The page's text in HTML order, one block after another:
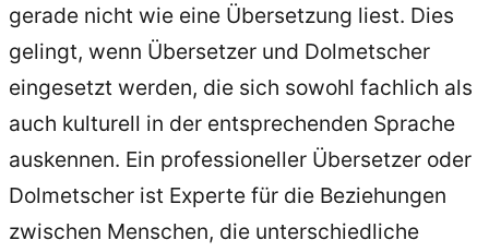
gerade nicht wie eine Übersetzung liest. Dies
gelingt, wenn Übersetzer und Dolmetscher
eingesetzt werden, die sich sowohl fachlich als
auch kulturell in der entsprechenden Sprache
auskennen. Ein professioneller Übersetzer oder
Dolmetscher ist Experte für die Beziehungen
zwischen Menschen, die unterschiedliche